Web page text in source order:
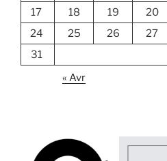
17
18 19 20
24
25 26 27
31
« Avr